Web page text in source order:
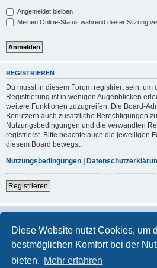
Diese Website nutzt Cookies, um
bestmöglichen Komfort bei der
bieten. Mehr erfahren
Angemeldet bleiben
Meinen Online-Status während dieser Sitzung
REGISTRIEREN
Du musst in diesem Forum registriert sein,
Registrierung ist in wenigen Augenblicken
weitere Funktionen zuzugreifen. Die Board-
Benutzern auch zusätzliche Berechtigungen
Nutzungsbedingungen und die verwandten
registrierst. Bitte beachte auch die jeweiligen
diesem Board bewegst.
Nutzungsbedingungen |
Registrieren